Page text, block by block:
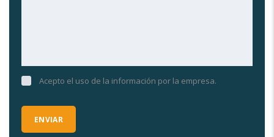
Acepto el uso de la información por la empresa.